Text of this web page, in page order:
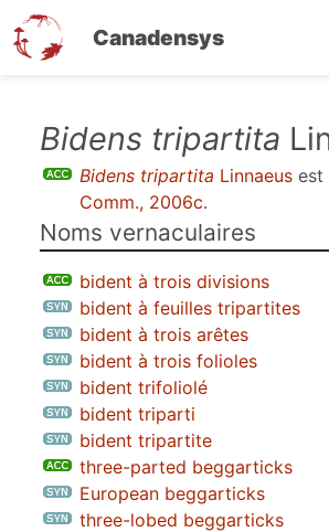
Canadensys
contenu
Bidens tripartita
Bidens tripartita Linnaeus est
Comm., 2006c.
Noms vernaculaires
bident à trois divisions
bident à feuilles tripartites
bident à trois arêtes
bident à trois folioles
bident trifoliolé
bident triparti
bident tripartite
three-parted beggarticks
European beggarticks
three-lobed beggarticks